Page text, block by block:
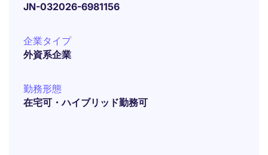
JN-032026-6981156
企業タイプ
外資系企業
勤務形態
在宅可・ハイブリッド勤務可